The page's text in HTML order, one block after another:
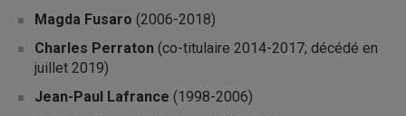
Magda Fusaro (2006-2018)
Charles Perraton (co-titulaire 2014-2017; décédé en
juillet 2019)
Jean-Paul Lafrance (1998-2006)